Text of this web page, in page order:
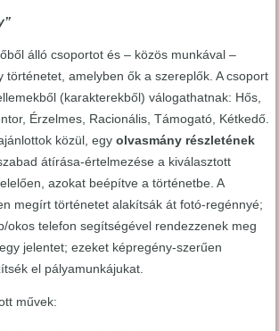
álló csoportot és – közös munkával –
történetet, amelyben ők a szereplők. A csoport
(karakterekből) válogathatnak: Hős,
Érzelmes, Racionális, Támogató, Kétkedő.
közül, egyolvasmány részletének
átírása-értelmezése a kiválasztott
azokat beépítve a történetbe. A
megírt történetet alakítsák át fotó-regénnyé;
okos telefon segítségével rendezzenek meg
jelentet; ezeket képregény-szerűen
el pályamunkájukat.
művek: